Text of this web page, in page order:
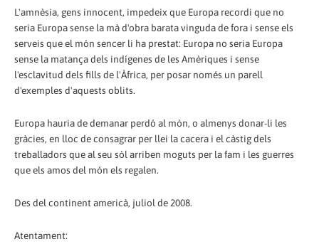
L'amnèsia, gens innocent, impedeix que Europa recordi que no
seria Europa sense la mà d'obra barata vinguda de fora i sense els
serveis que el món sencer li ha prestat: Europa no seria Europa
sense la matança dels indígenes de les Amèriques i sense
l'esclavitud dels fills de l'Àfrica, per posar només un parell
d'exemples d'aquests oblits.
Europa hauria de demanar perdó al món, o almenys donar-li les
gràcies, en lloc de consagrar per llei la cacera i el càstig dels
treballadors que al seu sòl arriben moguts per la fam i les guerres
que els amos del món els regalen.
Des del continent americà, juliol de 2008.
Atentament: